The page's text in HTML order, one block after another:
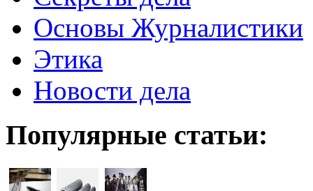
Основы Журналистики
Этика
Новости дела
Популярные статьи: